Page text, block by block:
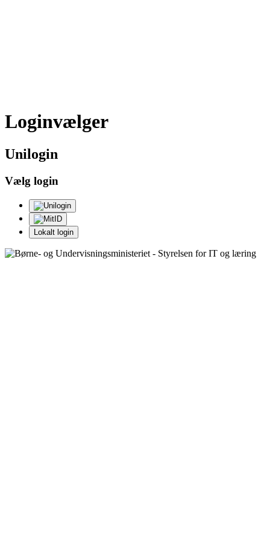
Loginvælger
Unilogin
Vælg login
Lokalt login